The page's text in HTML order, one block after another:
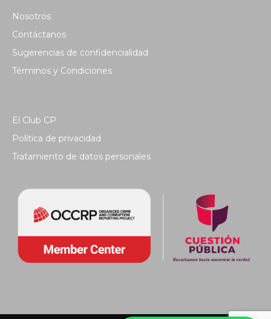
Nosotros
Contáctanos
Sugerencias de confidencialidad
Términos y Condiciones
El Club CP
Política de privacidad
Tratamiento de datos personales